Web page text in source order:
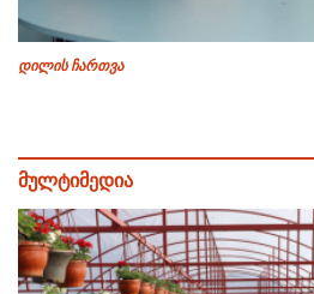
დილის ჩართვა
მულტიმედია